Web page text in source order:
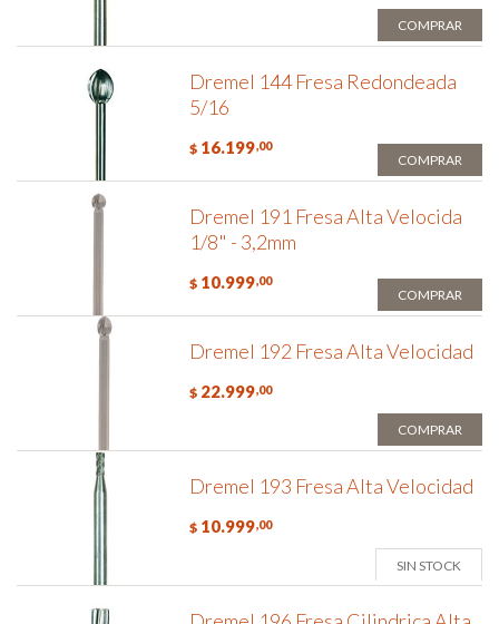
COMPRAR
Dremel 144 Fresa Redondeada
5/16
$ 16.199,00
COMPRAR
Dremel 191 Fresa Alta Velocida
1/8" - 3,2mm
$ 10.999,00
COMPRAR
Dremel 192 Fresa Alta Velocidad
$ 22.999,00
COMPRAR
Dremel 193 Fresa Alta Velocidad
$ 10.999,00
SIN STOCK